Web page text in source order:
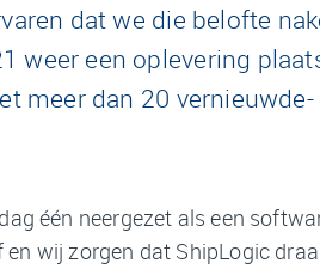
dat we die belofte
weer een oplevering
meer dan 20
één neergezet als een
wij zorgen dat ShipLogic